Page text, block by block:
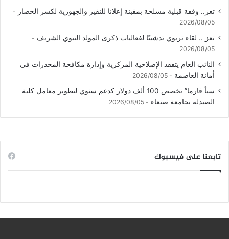
تعز.. وقفة قبلية مسلحة بمقبنة إعلانا للنفير والجهوزية لكسر الحصار
2026/08/05
تعز .. لقاء تربوي تدشينًا لفعاليات ذكرى المولد النبوي الشريف
2026/08/05
النائب العام يتفقد الإصلاحية المركزية وإدارة مكافحة المخدرات في
أمانة العاصمة
2026/08/05
سبأ فارما” تخصص 100 ألف دولار كدعم سنوي لتطوير معامل كلية
الصيدلة بجامعة صنعاء
2026/08/05
تابعنا على فيسبوك